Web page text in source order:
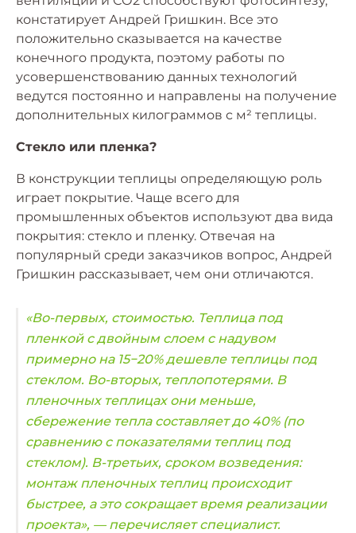
констатирует Андрей Гришкин. Все это
положительно сказывается на качестве
конечного продукта, поэтому работы по
усовершенствованию данных технологий
ведутся постоянно и направлены на получение
дополнительных килограммов с м² теплицы.
Стекло или пленка?
В конструкции теплицы определяющую роль
играет покрытие. Чаще всего для
промышленных объектов используют два вида
покрытия: стекло и пленку. Отвечая на
популярный среди заказчиков вопрос, Андрей
Гришкин рассказывает, чем они отличаются.
«Во-первых, стоимостью. Теплица под
пленкой с двойным слоем с надувом
примерно на 15−20% дешевле теплицы под
стеклом. Во-вторых, теплопотерями. В
пленочных теплицах они меньше,
сбережение тепла составляет до 40% (по
сравнению с показателями теплиц под
стеклом). В-третьих, сроком возведения:
монтаж пленочных теплиц происходит
быстрее, а это сокращает время реализации
проекта», — перечисляет специалист.